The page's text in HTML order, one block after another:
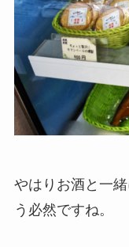
やはりお酒と一
う必然ですね。